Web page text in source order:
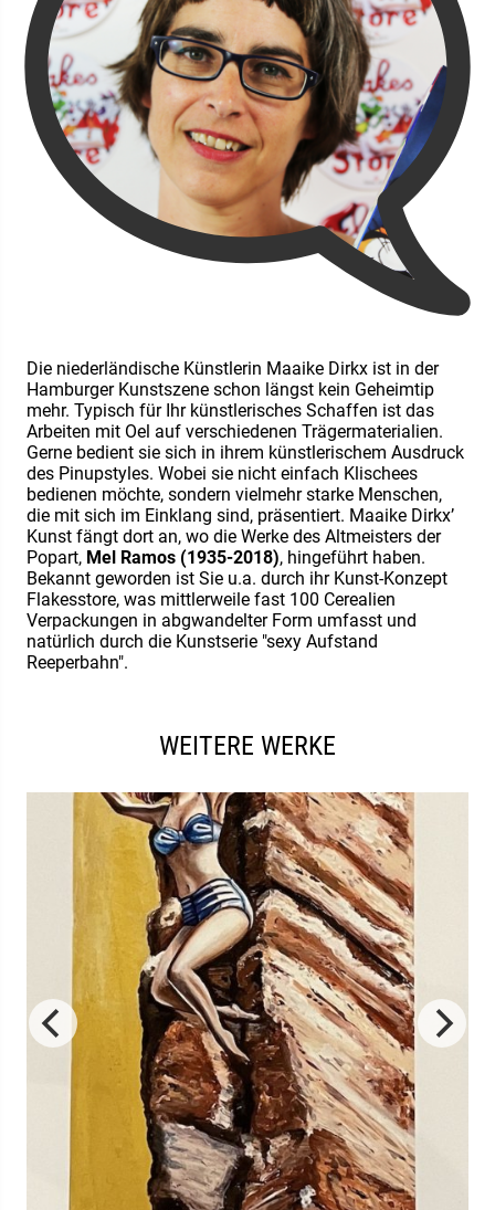
Die niederländische Künstlerin Maaike Dirkx ist in der
Hamburger Kunstszene schon längst kein Geheimtip
mehr. Typisch für Ihr künstlerisches Schaffen ist das
Arbeiten mit Oel auf verschiedenen Trägermaterialien.
Gerne bedient sie sich in ihrem künstlerischem Ausdruck
des Pinupstyles. Wobei sie nicht einfach Klischees
bedienen möchte, sondern vielmehr starke Menschen,
die mit sich im Einklang sind, präsentiert. Maaike Dirkx’
Kunst fängt dort an, wo die Werke des Altmeisters der
Popart, Mel Ramos (1935-2018), hingeführt haben.
Bekannt geworden ist Sie u.a. durch ihr Kunst-Konzept
Flakesstore, was mittlerweile fast 100 Cerealien
Verpackungen in abgwandelter Form umfasst und
natürlich durch die Kunstserie "sexy Aufstand
Reeperbahn".
WEITERE WERKE